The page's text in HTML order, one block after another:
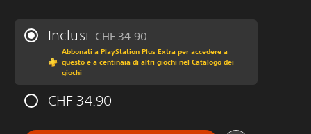
Inclusi Scontato dal prezzo originale di CHF 34.90
CHF 34.90
Abbonati a PlayStation Plus Extra per accedere a
questo e a centinaia di altri giochi nel Catalogo dei
giochi
CHF 34.90